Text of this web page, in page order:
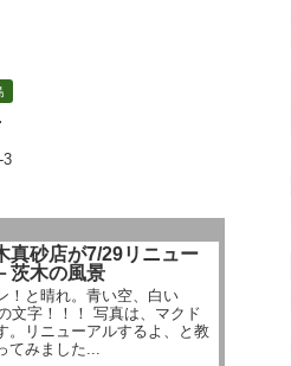
3
真砂店が7/29リニュー
茨木の風景
！と晴れ。青い空、白い
文字！！！ 写真は、マクド
。リニューアルするよ、と教
てみました...